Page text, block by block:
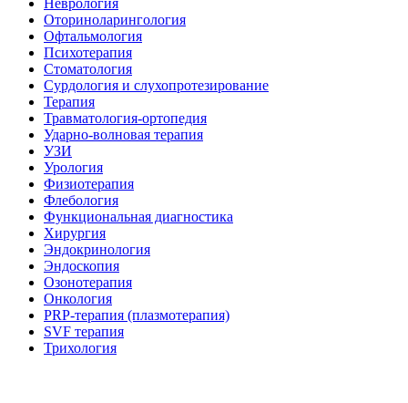
Неврология
Оториноларингология
Офтальмология
Психотерапия
Стоматология
Сурдология и слухопротезирование
Терапия
Травматология-ортопедия
Ударно-волновая терапия
УЗИ
Урология
Физиотерапия
Флебология
Функциональная диагностика
Хирургия
Эндокринология
Эндоскопия
Озонотерапия
Онкология
PRP-терапия (плазмотерапия)
SVF терапия
Трихология